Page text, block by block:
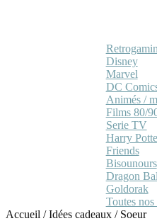
Disney
Marvel
DC
Animés /
Films 80/
Serie TV
Harry
Friends
Bisounours
Dragon
Goldorak
Toutes nos
Accueil /Idées cadeaux / Soeur